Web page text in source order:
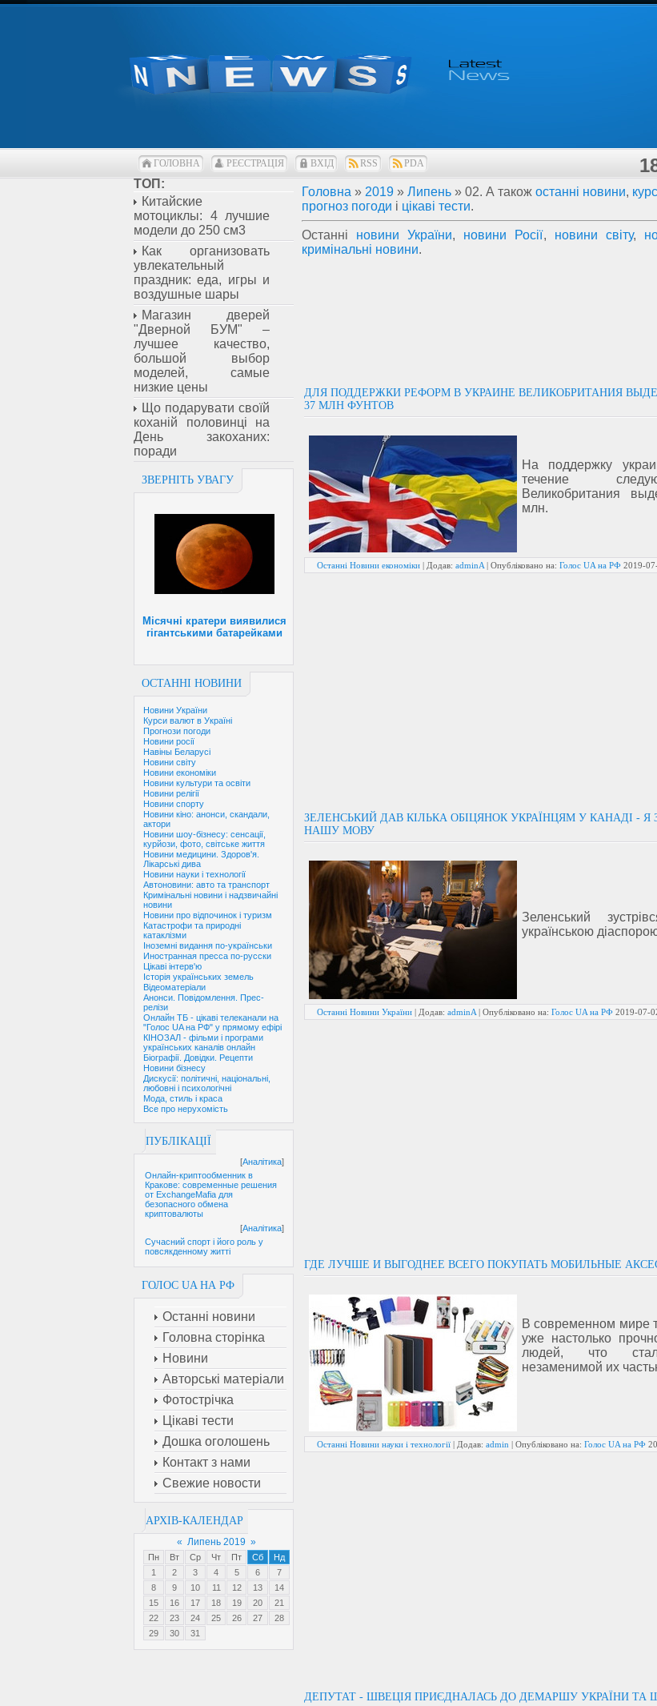
ГОЛОВНА РЕЄСТРАЦІЯ ВХІД RSS PDA
ТОП:
Китайские
мотоциклы: 4 лучшие
модели до 250 см3
Как организовать
увлекательный
праздник: еда, игры и
воздушные шары
Магазин дверей
"Дверной БУМ" –
лучшее качество,
большой выбор
моделей, самые
низкие цены
Що подарувати своїй
коханій половинці на
День закоханих:
поради
ЗВЕРНІТЬ УВАГУ
Місячні кратери виявилися
гігантськими батарейками
ОСТАННІ НОВИНИ
Новини України
Курси валют в Україні
Прогнози погоди
Новини росії
Навіны Беларусі
Новини світу
Новини економіки
Новини культури та освіти
Новини релігії
Новини спорту
Новини кіно: анонси, скандали,
актори
Новини шоу-бізнесу: сенсації,
курйози, фото, світське життя
Новини медицини. Здоров'я.
Лікарські дива
Новини науки і технології
Автоновини: авто та транспорт
Кримінальні новини і надзвичайні
новини
Новини про відпочинок і туризм
Катастрофи та природні
катаклізми
Іноземні видання по-українськи
Иностранная пресса по-русски
Цікаві інтерв'ю
Історія українських земель
Відеоматеріали
Анонси. Повідомлення. Прес-
релізи
Онлайн ТБ - цікаві телеканали на
"Голос UA на РФ" у прямому ефірі
КІНОЗАЛ - фільми і програми
українських каналів онлайн
Біографії. Довідки. Рецепти
Новини бізнесу
Дискусії: політичні, національні,
любовні і психологічні
Мода, стиль і краса
Все про нерухомість
ПУБЛІКАЦІЇ
[Аналітика]
Онлайн-криптообменник в
Кракове: современные решения
от ExchangeMafia для
безопасного обмена
криптовалюты
[Аналітика]
Сучасний спорт і його роль у
повсякденному житті
ГОЛОС UA НА РФ
Останні новини
Головна сторінка
Новини
Авторські матеріали
Фотострічка
Цікаві тести
Дошка оголошень
Контакт з нами
Свежие новости
АРХІВ-КАЛЕНДАР
« Липень 2019 »
Пн Вт Ср Чт Пт Сб
Нд
1
2 3 4 5 6
7
8
9 10 11 12 13
14
15
16 17 18 19 20
21
22
23 24 25 26 27
28
29
30 31
Головна » 2019 » Липень » 02. А також останні новини,
прогноз погоди і цікаві тести.
Останні новини України, новини Росії, новини світу,
кримінальні новини.
ДЛЯ ПОДДЕРЖКИ РЕФОРМ В УКРАИНЕ ВЕЛИКОБРИТАНИЯ
37 МЛН ФУНТОВ
На поддержку
течение
Великобритания
млн.
Останні Новини економіки | Додав: adminA | Опубліковано на: Голос UA на РФ 2019-
ЗЕЛЕНСЬКИЙ ДАВ КІЛЬКА ОБІЦЯНОК УКРАЇНЦЯМ У КАНАДІ -
НАШУ МОВУ
Зеленський
українською
Останні Новини України | Додав: adminA | Опубліковано на: Голос UA на РФ 2019-07-
ГДЕ ЛУЧШЕ И ВЫГОДНЕЕ ВСЕГО ПОКУПАТЬ МОБИЛЬНЫЕ
В современном мире
уже настолько
людей, что
незаменимой их
Останні Новини науки і технології | Додав: admin | Опубліковано на: Голос UA на РФ
ДЕПУТАТ - ШВЕЦІЯ ПРИЄДНАЛАСЬ ДО ДЕМАРШУ УКРАЇНИ ТА